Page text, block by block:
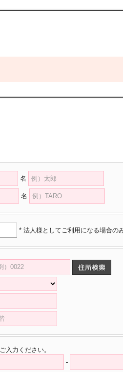
名
名
* 法人様としてご利用になる場合の
入力ください。
-